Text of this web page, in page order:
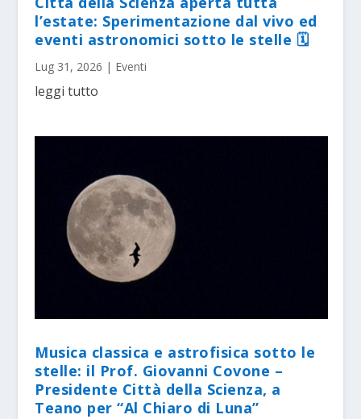
l’estate: Sperimentazione dal vivo ed
eventi astronomici sotto le stelle 🗓
Lug 31, 2026 | Eventi
leggi tutto
Musica classica e astrofisica sotto le
stelle: il Prof. Giovanni Covone –
Presidente Città della Scienza, a
Teano per “Al Chiaro di Luna”